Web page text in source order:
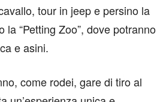
tour in jeep e persino la
“Petting Zoo”, dove potranno
e asini.
come rodei, gare di tiro al